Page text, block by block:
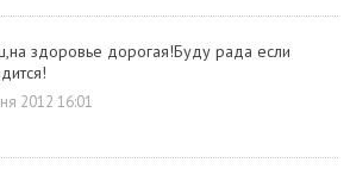
здоровье дорогая!Буду рада если
2012 16:01